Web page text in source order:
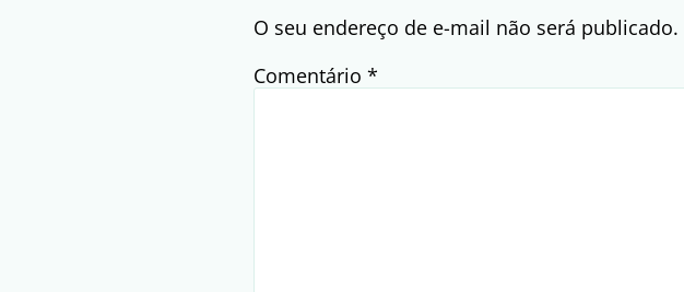
O seu endereço de e-mail não será publicado.
Comentário *